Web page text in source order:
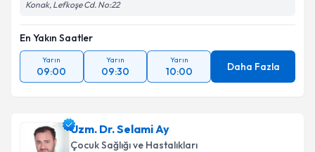
Konak, Lefkoşe Cd. No:22
En Yakın Saatler
Yarın
09:00
Yarın
09:30
Yarın
10:00 Daha Fazla
Uzm. Dr. Selami Ay
Çocuk Sağlığı ve Hastalıkları